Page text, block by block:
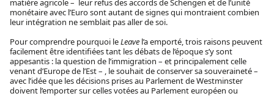
matière agricole – leur refus des accords de Schengen et de l’unité
monétaire avec l’Euro sont autant de signes qui montraient combien
leur intégration ne semblait pas aller de soi.
Pour comprendre pourquoi leLeave l’a emporté, trois raisons peuvent
facilement être identifiées tant les débats de l’époque s’y sont
appesantis : la question de l’immigration – et principalement celle
venant d’Europe de l’Est – , le souhait de conserver sa souveraineté –
avec l’idée que les décisions prises au Parlement de Westminster
doivent l’emporter sur celles votées au Parlement européen ou